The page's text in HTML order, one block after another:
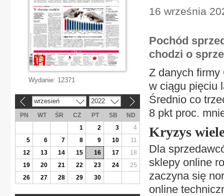
16 września
Pochód
chodzi o
Z danych
w ciągu pięciu
Średnio co
8 pkt proc.
Kryzys
Dla
sklepy online
zaczyna się
online
Wydanie: 12371
wrzesień 2022
PN WT ŚR CZ PT SB
ND
1
2 3
4
5
6 7 8 9 10
11
12
13 14 15 16 17
18
19
20 21 22 23 24
25
26
27 28 29 30